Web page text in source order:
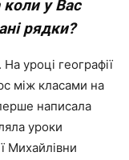
у Вас
рядки?
уроці географії
між класами на
написала
уроки
Михайлівни